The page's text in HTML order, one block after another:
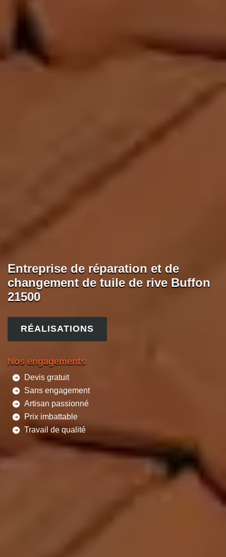
Entreprise de réparation et de
changement de tuile de rive Buffon
21500
RÉALISATIONS
Nos engagements
Devis gratuit
Sans engagement
Artisan passionné
Prix imbattable
Travail de qualité